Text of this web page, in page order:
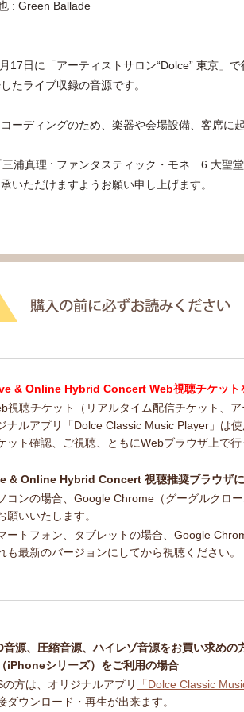
: Green Ballade
17日に「アーティストサロン“Dolce” 東京」
たライブ収録の音源です。
ーディングのため、楽器や会場設備、客席に
浦真理 : ファンタスティック・モネ 6.大聖
いただけますようお願い申し上げます。
& Online Hybrid Concert Web視聴チケット
視聴チケット（リアルタイム配信チケット、
ナルアプリ「Dolce Classic Music Player」は使
ット確認、ご視聴、ともにWebブラウザ上で行
& Online Hybrid Concert 視聴推奨ブラウザ
コンの場合、Google Chrome（グーグルクロ
願いいたします。
ートフォン、タブレットの場合、Google
も最新のバージョンにしてから視聴ください。
音源、圧縮音源、ハイレゾ音源をお買い求めの
iPhoneシリーズ）をご利用の場合
の方は、オリジナルアプリ
「Dolce Classic
ダウンロード・再生が出来ます。